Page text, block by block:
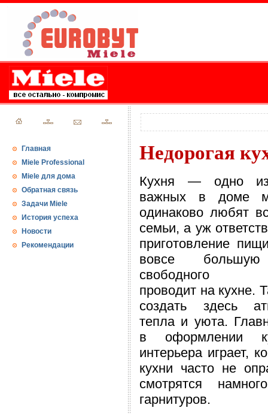
Главная
Miele Professional
Miele для дома
Обратная связь
Задачи Miele
История успеха
Новости
Рекомендации
Недорогая
Кухня — одно
важных в доме
одинаково любят
семьи, а уж
приготовление
вовсе
свободного
проводит на кухне.
создать здесь
тепла и уюта.
в оформлении
интерьера играет,
кухни часто не
смотрятся
гарнитуров.